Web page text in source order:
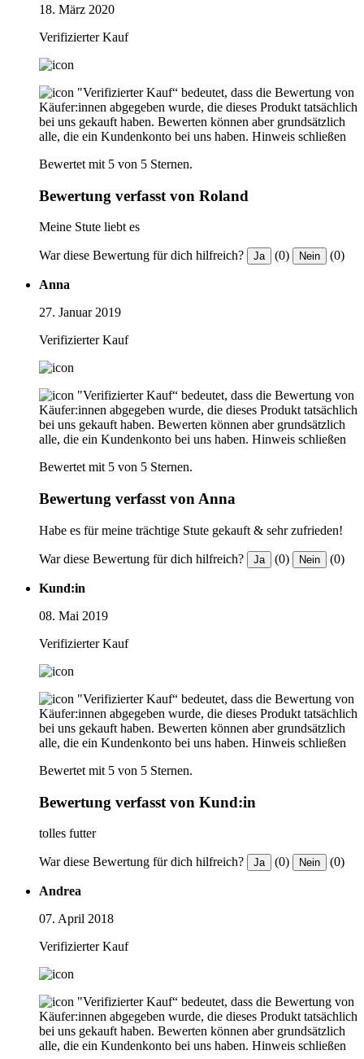
18. März 2020
Verifizierter Kauf
"Verifizierter Kauf“ bedeutet, dass die Bewertung von
Käufer:innen abgegeben wurde, die dieses Produkt tatsächlich
bei uns gekauft haben. Bewerten können aber grundsätzlich
alle, die ein Kundenkonto bei uns haben. Hinweis schließen
Bewertet mit 5 von 5 Sternen.
Bewertung verfasst von Roland
Meine Stute liebt es
War diese Bewertung für dich hilfreich? Ja (0) Nein (0)
Anna
27. Januar 2019
Verifizierter Kauf
"Verifizierter Kauf“ bedeutet, dass die Bewertung von
Käufer:innen abgegeben wurde, die dieses Produkt tatsächlich
bei uns gekauft haben. Bewerten können aber grundsätzlich
alle, die ein Kundenkonto bei uns haben. Hinweis schließen
Bewertet mit 5 von 5 Sternen.
Bewertung verfasst von Anna
Habe es für meine trächtige Stute gekauft & sehr zufrieden!
War diese Bewertung für dich hilfreich? Ja (0) Nein (0)
Kund:in
08. Mai 2019
Verifizierter Kauf
"Verifizierter Kauf“ bedeutet, dass die Bewertung von
Käufer:innen abgegeben wurde, die dieses Produkt tatsächlich
bei uns gekauft haben. Bewerten können aber grundsätzlich
alle, die ein Kundenkonto bei uns haben. Hinweis schließen
Bewertet mit 5 von 5 Sternen.
Bewertung verfasst von Kund:in
tolles futter
War diese Bewertung für dich hilfreich? Ja (0) Nein (0)
Andrea
07. April 2018
Verifizierter Kauf
"Verifizierter Kauf“ bedeutet, dass die Bewertung von
Käufer:innen abgegeben wurde, die dieses Produkt tatsächlich
bei uns gekauft haben. Bewerten können aber grundsätzlich
alle, die ein Kundenkonto bei uns haben. Hinweis schließen